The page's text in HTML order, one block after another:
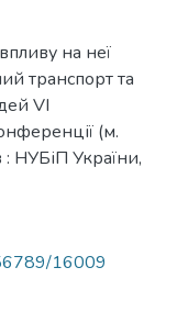
на неї
транспорт та
VІ
(м.
НУБіП України,
16009